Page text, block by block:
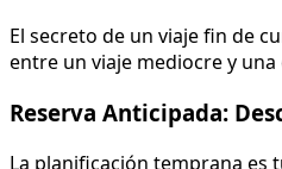
El secreto de un viaje fin de
entre un viaje mediocre y
Reserva Anticipada:
La planificación temprana es